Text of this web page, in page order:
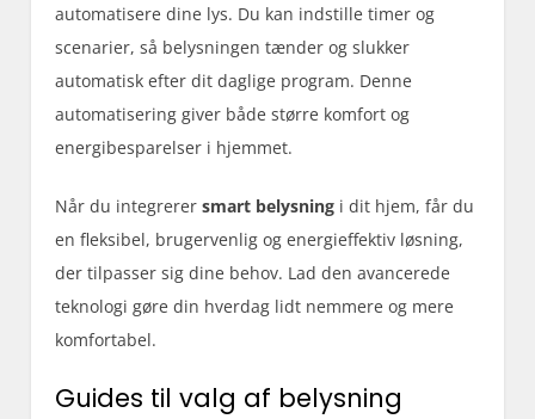
automatisere dine lys. Du kan indstille timer og
scenarier, så belysningen tænder og slukker
automatisk efter dit daglige program. Denne
automatisering giver både større komfort og
energibesparelser i hjemmet.
Når du integrerersmart belysning i dit hjem, får du
en fleksibel, brugervenlig og energieffektiv løsning,
der tilpasser sig dine behov. Lad den avancerede
teknologi gøre din hverdag lidt nemmere og mere
komfortabel.
Guides til valg af belysning